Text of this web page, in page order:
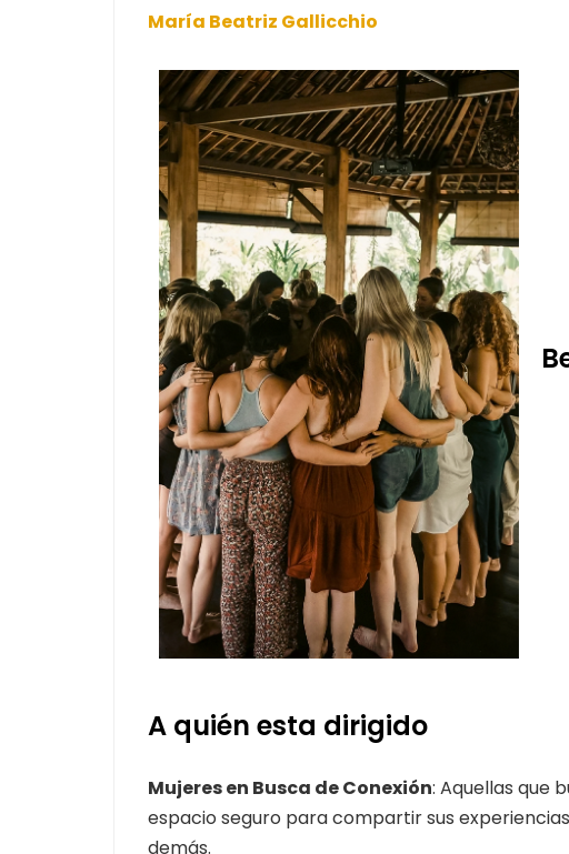
María Beatriz Gallicchio
A quién esta dirigido
Mujeres en Busca de Conexión: Aquellas que
espacio seguro para compartir sus
demás.